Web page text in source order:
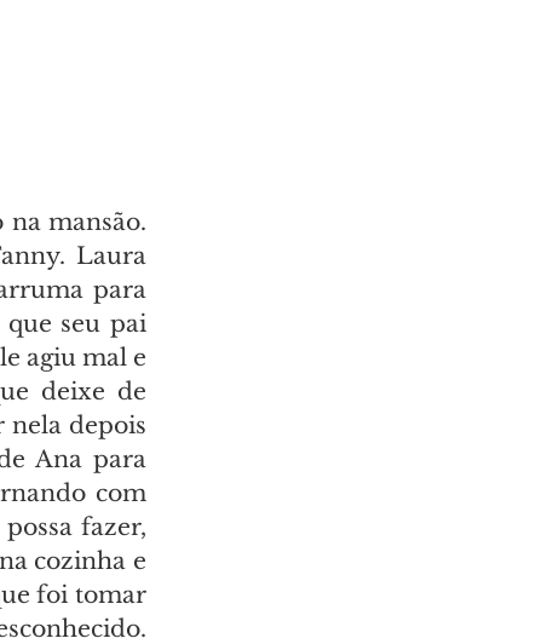
mansão.
Laura
para
seu pai
agiu mal e
deixe de
nela depois
Ana para
com
fazer,
cozinha e
foi tomar